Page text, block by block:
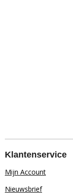
Klantenservice
Mijn Account
Nieuwsbrief